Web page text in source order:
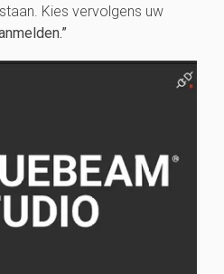
staan. Kies vervolgens uw